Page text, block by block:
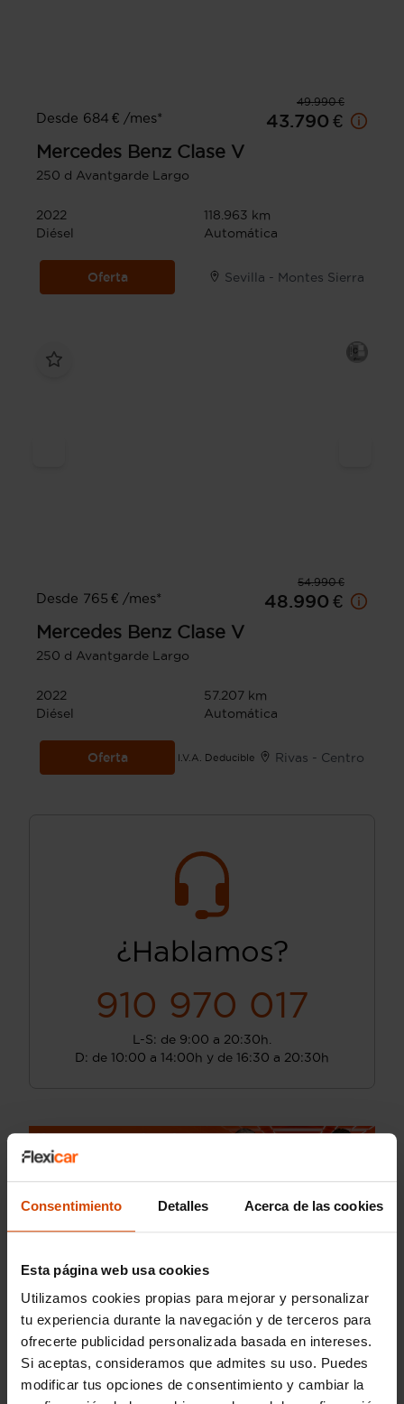
Consentimiento Detalles Acerca de las cookies
Esta página web usa cookies
Utilizamos cookies propias para mejorar y personalizar
tu experiencia durante la navegación y de terceros para
ofrecerte publicidad personalizada basada en intereses.
Si aceptas, consideramos que admites su uso. Puedes
modificar tus opciones de consentimiento y cambiar la
49.990 €
Desde 684 € /mes*
43.790 €
Mercedes Benz Clase V
250 d Avantgarde Largo
2022
118.963 km
Diésel
Automática
Oferta Sevilla - Montes Sierra
54.990 €
Desde 765 € /mes*
48.990 €
Mercedes Benz Clase V
250 d Avantgarde Largo
2022
57.207 km
Diésel
Automática
Oferta I.V.A. Deducible Rivas - Centro
¿Hablamos?
910 970 017
L-S: de 9:00 a 20:30h.
D: de 10:00 a 14:00h y de 16:30 a 20:30h
¡Guarda tu búsqueda!
¿No encuentras el coche que necesitas?
Te avisamos cuando lo tengamos.